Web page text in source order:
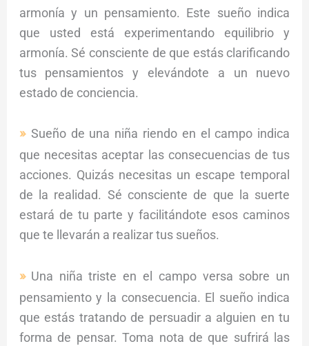
armonía y un pensamiento. Este sueño indica
que usted está experimentando equilibrio y
armonía. Sé consciente de que estás clarificando
tus pensamientos y elevándote a un nuevo
estado de conciencia.
Sueño de una niña riendo en el campo indica
que necesitas aceptar las consecuencias de tus
acciones. Quizás necesitas un escape temporal
de la realidad. Sé consciente de que la suerte
estará de tu parte y facilitándote esos caminos
que te llevarán a realizar tus sueños.
Una niña triste en el campo versa sobre un
pensamiento y la consecuencia. El sueño indica
que estás tratando de persuadir a alguien en tu
forma de pensar. Toma nota de que sufrirá las